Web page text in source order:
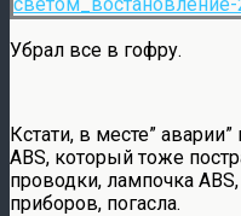
Убрал все в гофру.
Кстати, в месте”
АВS, который тоже
проводки, лампочка
приборов, погасла.